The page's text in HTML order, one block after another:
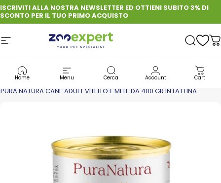
Vai direttamente ai contenuti
ISCRIVITI ALLA NOSTRA NEWSLETTER ED OTTIENI SUBITO 3% DI
SCONTO PER IL TUO PRIMO ACQUISTO
Navigazione del sito
zooexpert Cerca
Home Menu Cerca Account Cart
CANECIBO PER CANE: QUALITÀ, GUSTO E BENESSERE OGNI GIORNO
CIBO UMIDO PER CANI
PURA NATURA CANE ADULT VITELLO E MELE DA 400 GR IN LATTINA